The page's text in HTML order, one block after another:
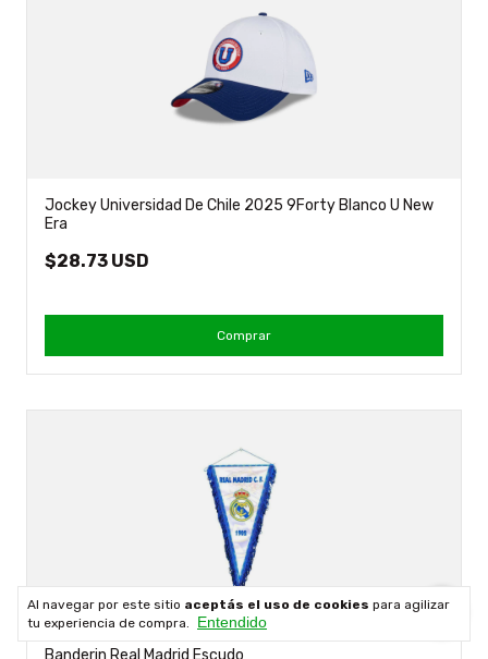
Al navegar por este sitio aceptás el uso de cookies para agilizar
tu experiencia de compra.
Entendido
Jockey Universidad De Chile 2025 9Forty Blanco U New
Era
$28.73 USD
Comprar
Banderin Real Madrid Escudo